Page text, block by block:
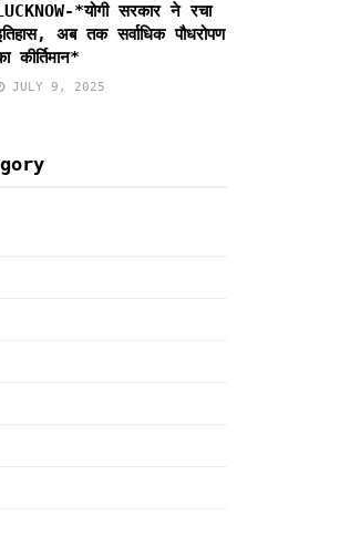
*योगी सरकार ने रचा
अब तक सर्वाधिक पौधरोपण
कीर्तिमान*
JULY 9, 2025